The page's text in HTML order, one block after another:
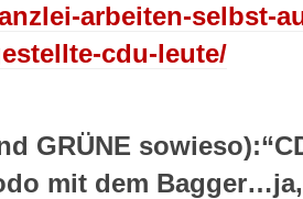
arbeiten-selbst-
cdu-leute/
GRÜNE
mit dem